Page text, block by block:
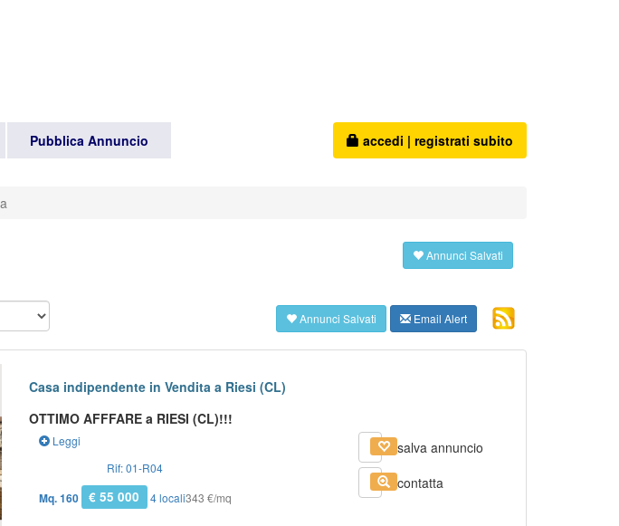
Pubblica Annuncio accedi | registrati subito
Annunci Salvati
Annunci Salvati Email Alert
Casa indipendente in Vendita a Riesi (CL)
OTTIMO AFFFARE a RIESI (CL)!!!
Leggi
Rif: 01-R04
Mq. 160 € 55 000 4 locali343 €/mq
salva annuncio
contatta